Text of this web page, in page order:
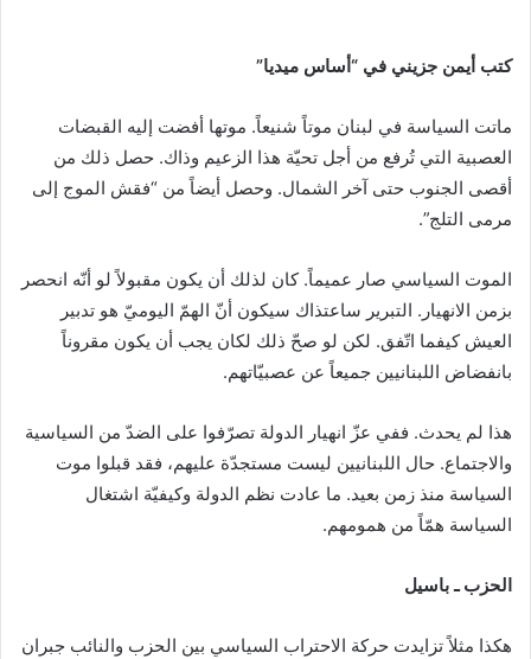
ل
ر
ي
د
ل
ك
و
ي
ا
كتب أيمن جزيني في “أساس ميديا”
ماتت السياسة في لبنان موتاً شنيعاً. موتها أفضت إليه القبضات
العصبية التي تُرفع من أجل تحيّة هذا الزعيم وذاك. حصل ذلك من
أقصى الجنوب حتى آخر الشمال. وحصل أيضاً من “فقش الموج إلى
مرمى التلج”.
الموت السياسي صار عميماً. كان لذلك أن يكون مقبولاً لو أنّه انحصر
بزمن الانهيار. التبرير ساعتذاك سيكون أنّ الهمّ اليوميّ هو تدبير
العيش كيفما اتّفق. لكن لو صحّ ذلك لكان يجب أن يكون مقروناً
بانفضاض اللبنانيين جميعاً عن عصبيّاتهم.
هذا لم يحدث. ففي عزّ انهيار الدولة تصرّفوا على الضدّ من السياسية
والاجتماع. حال اللبنانيين ليست مستجدّة عليهم، فقد قبلوا موت
السياسة منذ زمن بعيد. ما عادت نظم الدولة وكيفيّة اشتغال
السياسة همّاً من همومهم.
الحزب ـ باسيل
هكذا مثلاً تزايدت حركة الاحتراب السياسي بين الحزب والنائب جبران